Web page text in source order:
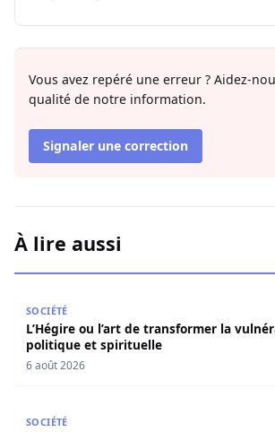
Vous avez repéré une erreur ? Aidez-
qualité de notre information.
Signaler une correction
À lire aussi
SOCIÉTÉ
L’Hégire ou l’art de transformer la
politique et spirituelle
6 août 2026
SOCIÉTÉ